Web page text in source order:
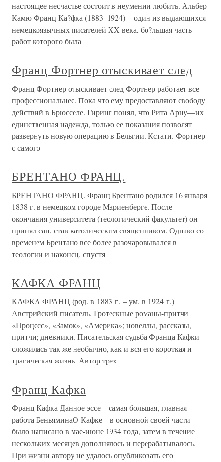
настоящее несчастье состоит в неумении любить. Альбер
Камю Франц Ка?фка (1883–1924) – один из выдающихся
немецкоязычных писателей XX века, бо?льшая часть
работ которого была
Франц Фортнер отыскивает след
Франц Фортнер отыскивает след Фортнер работает все
профессиональнее. Пока что ему предоставляют свободу
действий в Брюсселе. Гиринг понял, что Рита Арну—их
единственная надежда, только ее показания позволят
развернуть новую операцию в Бельгии. Кстати. Фортнер
с самого
БРЕНТАНО ФРАНЦ.
БРЕНТАНО ФРАНЦ. Франц Брентано родился 16 января
1838 г. в немецком городе Мариенберге. После
окончания университета (теологический факультет) он
принял сан, став католическим священником. Однако со
временем Брентано все более разочаровывался в
теологии и наконец, спустя
КАФКА ФРАНЦ
КАФКА ФРАНЦ (род. в 1883 г. – ум. в 1924 г.)
Австрийский писатель. Гротескные романы-притчи
«Процесс», «Замок», «Америка»; новеллы, рассказы,
притчи; дневники. Писательская судьба Франца Кафки
сложилась так же необычно, как и вся его короткая и
трагическая жизнь. Автор трех
Франц Кафка
Франц Кафка Данное эссе – самая большая, главная
работа БеньяминаО Кафке – в основной своей части
было написано в мае-июне 1934 года, затем в течение
нескольких месяцев дополнялось и перерабатывалось.
При жизни автору не удалось опубликовать его